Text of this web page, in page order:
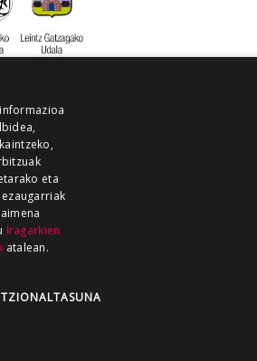
GUKA
GUKA ZUMAIA GUKA
eta
Iragarkien
atalean.